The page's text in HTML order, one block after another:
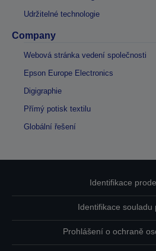
Udržitelné technologie
Company
Webová stránka vedení společnosti
Epson Europe Electronics
Digigraphie
Přímý potisk textilu
Globální řešení
Identifikace
Identifikace souladu
Prohlášení o ochraně